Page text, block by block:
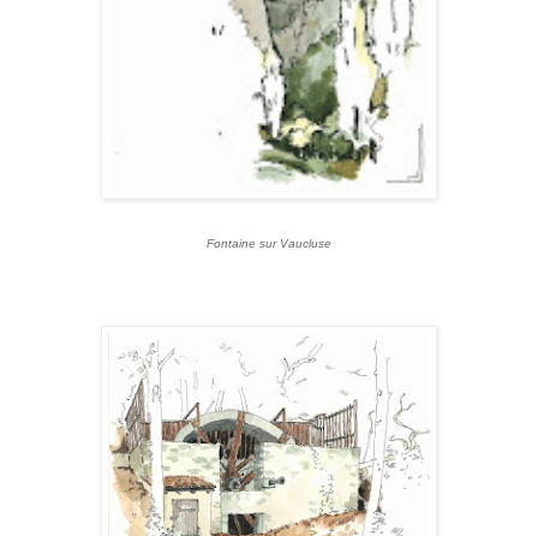
Fontaine sur Vaucluse